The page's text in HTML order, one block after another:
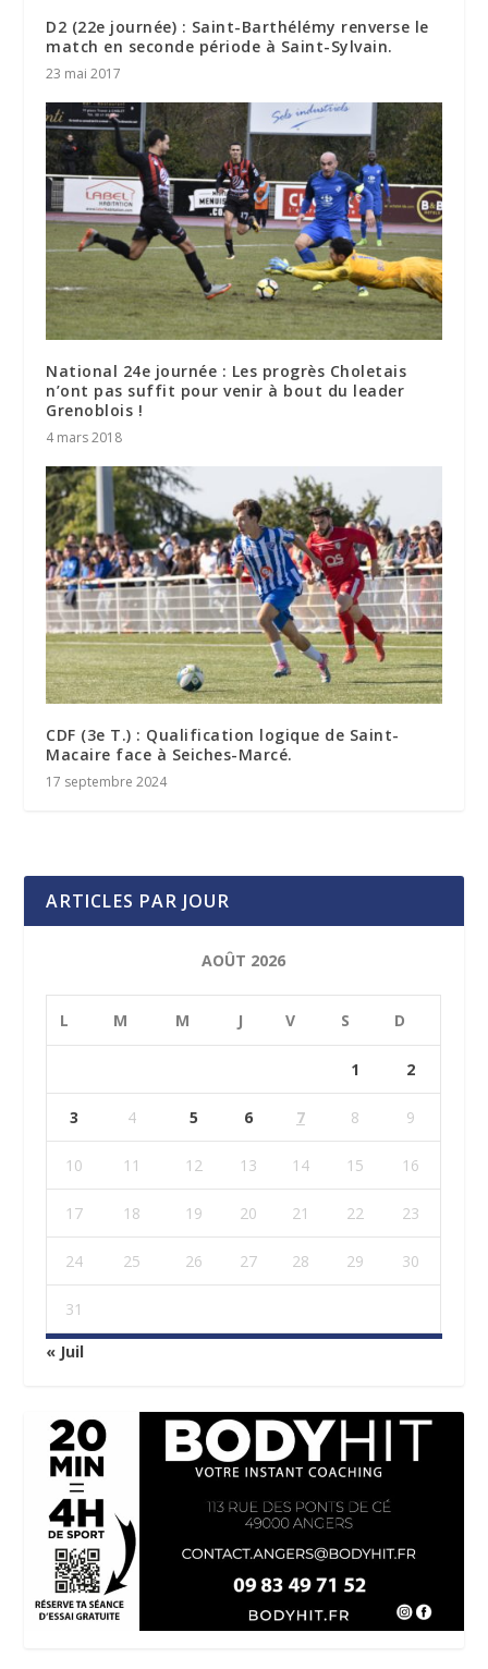
D2 (22e journée) : Saint-Barthélémy renverse le
match en seconde période à Saint-Sylvain.
23 mai 2017
National 24e journée : Les progrès Choletais
n’ont pas suffit pour venir à bout du leader
Grenoblois !
4 mars 2018
CDF (3e T.) : Qualification logique de Saint-
Macaire face à Seiches-Marcé.
17 septembre 2024
ARTICLES PAR JOUR
AOÛT 2026
L M M J V S D
1 2
3 4 5 6 7 8 9
10 11 12 13 14 15 16
17 18 19 20 21 22 23
24 25 26 27 28 29 30
31
« Juil